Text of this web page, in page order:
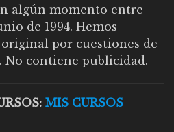
algún momento entre
de 1994. Hemos
por cuestiones de
No contiene publicidad.
MIS CURSOS